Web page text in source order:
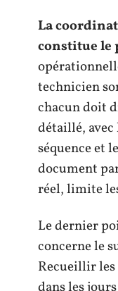
La
constitue
technicien
chacun doit
détaillé, avec
séquence et
document
réel, limite
Le dernier
concerne le
Recueillir
dans les